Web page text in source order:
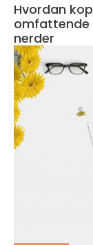
Hvordan
nerder